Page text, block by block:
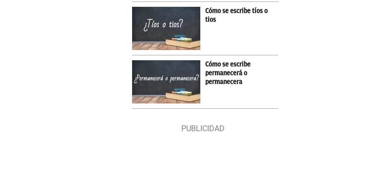
Cómo se escribe tíos o
tios
Cómo se escribe
permanecerá o
permanecera